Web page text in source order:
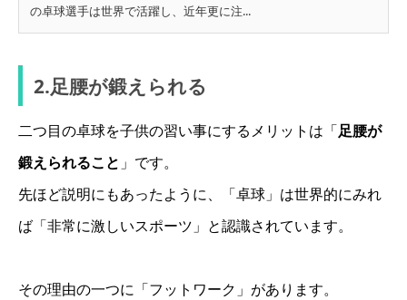
の卓球選手は世界で活躍し、近年更に注...
2.足腰が鍛えられる
二つ目の卓球を子供の習い事にするメリットは「足腰が
鍛えられること 」です。
先ほど説明にもあったように、「卓球」は世界的にみれ
ば「非常に激しいスポーツ」と認識されています。
その理由の一つに「フットワーク」があります。